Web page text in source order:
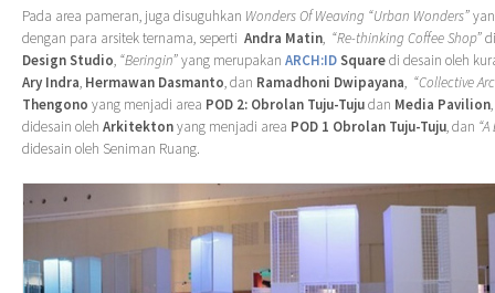
Pada area pameran, juga disuguhkan Wonders Of Weaving “Urban Wonders”
dengan para arsitek ternama, seperti Andra Matin, “Re-thinking Coffee Shop”
Design Studio, “Beringin”yang merupakan ARCH:IDSquaredi desain oleh
Ary Indra, Hermawan Dasmanto, dan Ramadhoni Dwipayana, “Collective
Thengono yang menjadi area POD 2: Obrolan Tuju-Tujudan Media Pavilion,
didesain oleh Arkitektonyang menjadi area POD 1 Obrolan Tuju-Tuju, dan
didesain oleh Seniman Ruang.